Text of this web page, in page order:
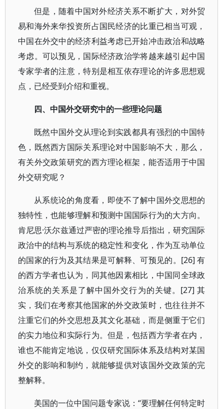
但是，随着中国对外经济关系不断扩大，对外贸
易和海外来华投资所占国民经济的比重已相当可观，
中国在外交中的经济利益考虑已开始冲击政治和战略
考虑。可以预见，国际经济政治学将越来越引起中国
专家学者的注意，特别是相互依存理论的许多思想观
点，已经受到介绍和重视。
四、中国外交研究中的一些理论问题
既然中国外交从理论到实践都具有强烈的中国特
色，既然西方国际关系理论对中国影响不大，那么，
有关外交政策研究的西方理论框架，能否适用于中国
外交研究呢？
从系统论的角度看，即使不了解中国外交思想的
独特性，也能够理解和预测中国国际行为的大方向。
肯尼思·沃尔兹通过严密的理论推导后指出，研究国际
政治中的结构与系统的稳定性和变化，作为互动单位
的国家的行为及其结果是可解释、可预见的。[26] 有
的西方学者也认为，同其他因素相比，中国同全球政
治系统的关系是了解中国外交行为的关键。[27] 其
实，我们在考察其他国家的外交政策时，也往往并不
注重它们的外交思想及其文化基础，而是侧重于它们
的实力地位和实际行为。但是，包括西方学者在内，
谁也不能肯定地说，仅仅研究国际体系及结构对某国
外交的影响和制约，就能够提供对该国外交政策的完
整解释。
美国的一位中国问题专家说：“要理解任何特定时